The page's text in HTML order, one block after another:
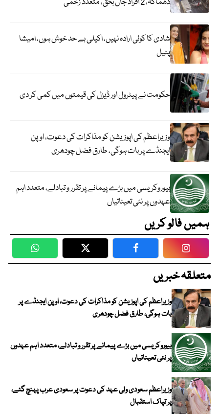
شادی کا کوئی ارادہ نہیں، اکیلی بے حد خوش ہوں، امیشا
پٹیل
حکومت نے پیٹرول اور ڈیزل کی قیمتوں میں کمی کر دی
وزیراعظم کی اپوزیشن کو مذاکرات کی دعوت، اوپن
ایجنڈے پر بات ہوگی، طارق فضل چودھری
بیوروکریسی میں بڑے پیمانے پر تقرر و تبادلے، متعدد اہم
عہدوں پر نئی تعیناتیاں
ہمیں فالو کریں
WhatsApp Twitter Facebook
متعلقہ خبریں
وزیراعظم کی اپوزیشن کو مذاکرات کی دعوت، اوپن ایجنڈے پر
بات ہوگی، طارق فضل چودھری
بیوروکریسی میں بڑے پیمانے پر تقرر و تبادلے، متعدد اہم عہدوں
پر نئی تعیناتیاں
وزیراعظم سعودی ولی عہد کی دعوت پر سعودی عرب پہنچ گئے،
پر تپاک استقبال